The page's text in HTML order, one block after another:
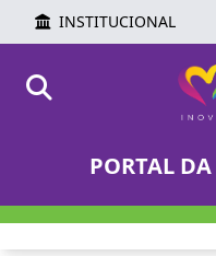
INSTITUCIONAL
PORTAL